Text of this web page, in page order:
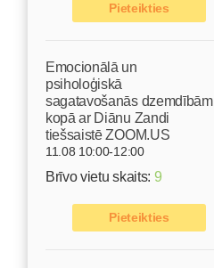
Pieteikties
Emocionālā un
psiholoģiskā
sagatavošanās dzemdībām
kopā ar Diānu Zandi
tiešsaistē ZOOM.US
11.08 10:00-12:00
Brīvo vietu skaits: 9
Pieteikties